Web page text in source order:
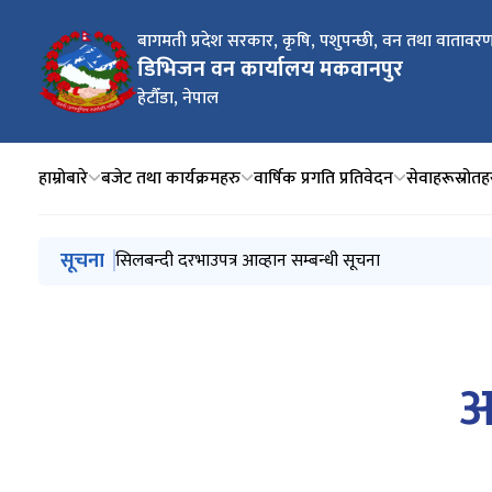
बागमती प्रदेश सरकार, कृषि, पशुपन्छी, वन तथा
डिभिजन वन कार्यालय मकवानपुर
हेटौँडा, नेपाल
हाम्रोबारे बजेट तथा कार्यक्रमहरु वार्षिक प्रगति प्रतिवेदन सेवाहरू
मुख्य नेभिगेसनमा जानुहोस्
सूचना क्याटलग सपिङ्ग विधिबाट सवारीसाधन खरिद सम्बन्धी
सिलबन्दी दरभाउपत्र आव्हान सम्बन्धी सूचना
२८ औँ भूकम्प दिवस, २०८२
समृद्धिका लागि वन, हरित उद्यमको लागि ऋण प्रवाह मार्फत
सम्पत्ति विवरण बुझाउने सम्बन्धी सूचना